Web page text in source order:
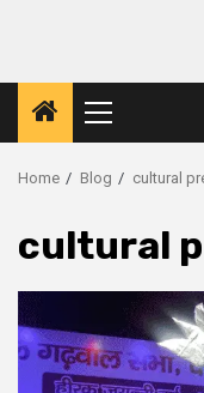
Primary
Menu
Home Blog cultural
cultural